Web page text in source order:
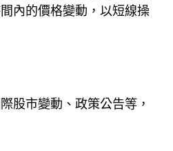
內的價格變動，以短線操
股市變動、政策公告等，